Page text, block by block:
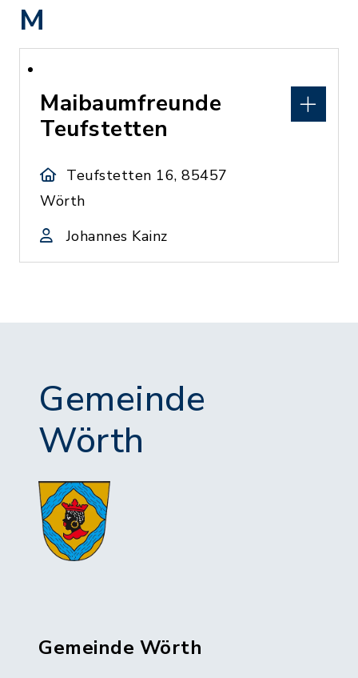
M
Maibaumfreunde
Teufstetten
Teufstetten 16, 85457
Wörth
Johannes Kainz
Gemeinde
Wörth
Gemeinde Wörth